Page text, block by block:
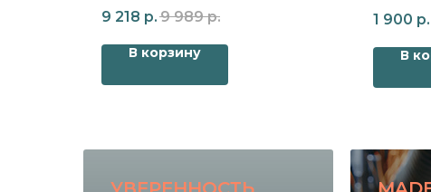
9 218 р. 9 989 р.
В корзину
1 900 р.
В